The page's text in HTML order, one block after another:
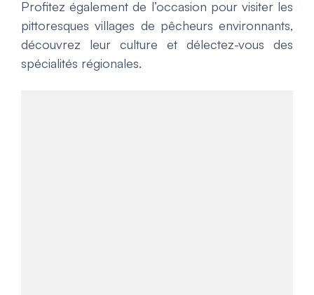
Profitez également de l’occasion pour visiter les
pittoresques villages de pêcheurs environnants,
découvrez leur culture et délectez-vous des
spécialités régionales.